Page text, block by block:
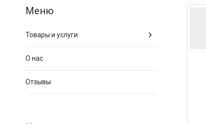
Товары и услуги
О нас
Отзывы